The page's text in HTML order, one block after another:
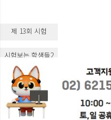
제 13회 시험
시험보는 학생들2
시험보는 학생들3
실습 교육